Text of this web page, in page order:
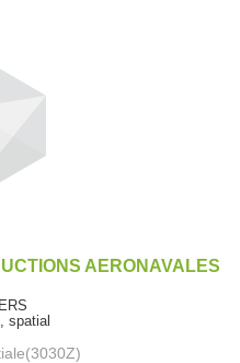
AERONAVALES
spatial